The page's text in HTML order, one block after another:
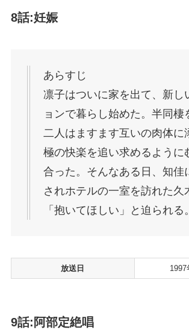
8話:妊娠
あらすじ
凛子はついに家を出て、新し
ョンで暮らし始めた。半同棲
二人はますます互いの肉体に
極の快楽を追い求めるように
合った。そんなある日、知佳
されホテルの一室を訪れた久
「抱いてほしい」と迫られる。
放送日 1997
9話:阿部定絶唱